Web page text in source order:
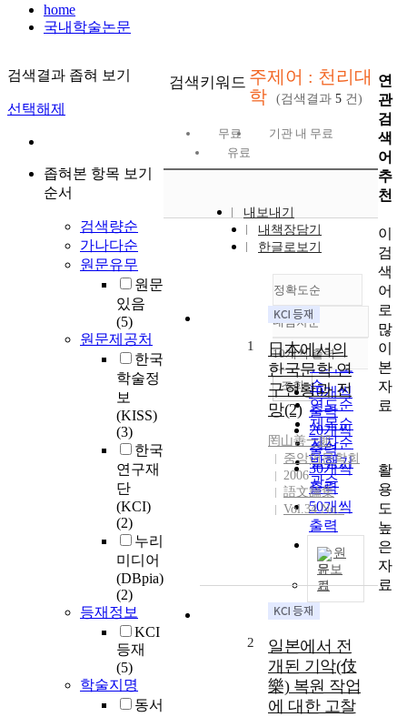
home
국내학술논문
검색결과 좁혀 보기
선택해제
좁혀본 항목 보기
순서
검색량순
가나다순
원문유무
원문
있음
(5)
원문제공처
한국
학술정
보
(KISS)
(3)
한국
연구재
단
(KCI)
(2)
누리
미디어
(DBpia)
(2)
등재정보
KCI
등재
(5)
학술지명
동서
검색키워드 주제어 : 천리대
학
(검색결과 5 건)
무료
기관 내 무료
유료
내보내기
내책장담기
한글로보기
정확도순
정확도
순
인기도
순
연도순
제목순
저자순
발행기
관순
내림차순
내림차순
10개씩 출력
10개씩
출력
20개씩
출력
30개씩
출력
50개씩
출력
100개씩
출력
조회
1
日本에서의
한국문학 연
구현황과 전
망(2)
罔山善一郞
중앙어문학회
2006
語文論集
Vol.34 No.-
원
문보
기
2
일본에서 전
개된 기악(伎
樂) 복원 작업
에 대한 고찰
연
관
검
색
어
추
천
이
검
색
어
로
많
이
본
자
료
활
용
도
높
은
자
료